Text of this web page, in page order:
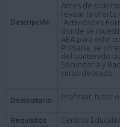
Descripción
Antes de
revisar la oferta
"Actividades
donde se
AEA para este
Primaria, se
del contenido
Secundaria y
curso deseado.
Destinatario Profesor, tutor
Requisitos
Centros